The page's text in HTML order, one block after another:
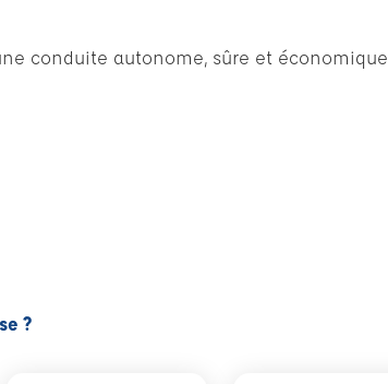
conduite autonome, sûre et économique
?